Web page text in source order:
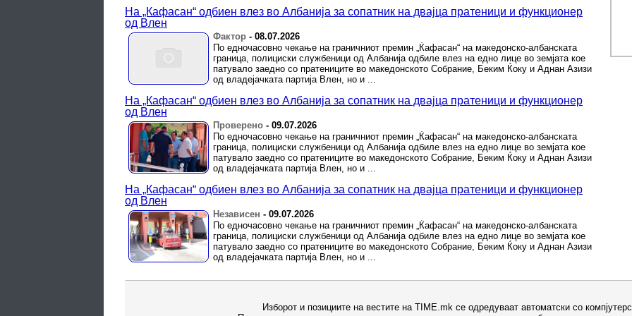
На „Ќафасан“ одбиен влез во Албанија за сопатник на двајца пратеници и функционер
од Влен
Фактор - 08.07.2026
По едночасовно чекање на граничниот премин „Ќафасан“ на македонско-албанската
граница, полициски службеници од Албанија одбиле влез на едно лице во земјата кое
патувало заедно со пратениците во македонското Собрание, Беким Ќоку и Аднан Азизи
од владејачката партија Влен, но и ...
На „Ќафасан“ одбиен влез во Албанија за сопатник на двајца пратеници и функционер
од Влен
Проверено - 09.07.2026
По едночасовно чекање на граничниот премин „Ќафасан“ на македонско-албанската
граница, полициски службеници од Албанија одбиле влез на едно лице во земјата кое
патувало заедно со пратениците во македонското Собрание, Беким Ќоку и Аднан Азизи
од владејачката партија Влен, но и ...
На „Ќафасан“ одбиен влез во Албанија за сопатник на двајца пратеници и функционер
од Влен
Независен - 09.07.2026
По едночасовно чекање на граничниот премин „Ќафасан“ на македонско-албанската
граница, полициски службеници од Албанија одбиле влез на едно лице во земјата кое
патувало заедно со пратениците во македонското Собрание, Беким Ќоку и Аднан Азизи
од владејачката партија Влен, но и ...
Изборот и позициите на вестите на TIME.mk се одредуваат автоматски со